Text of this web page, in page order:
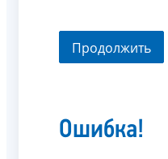
Продолжить
Ошибка!